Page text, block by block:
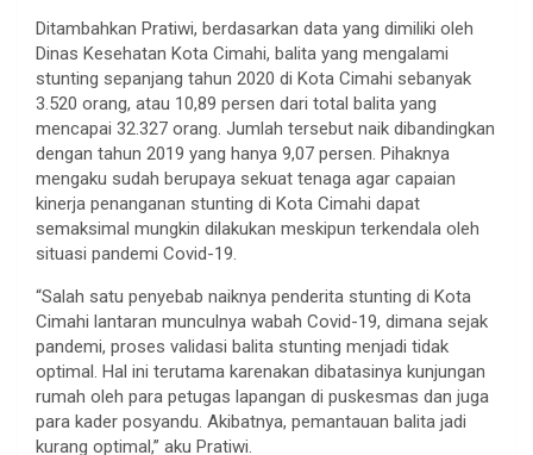
Ditambahkan Pratiwi, berdasarkan data yang dimiliki oleh
Dinas Kesehatan Kota Cimahi, balita yang mengalami
stunting sepanjang tahun 2020 di Kota Cimahi sebanyak
3.520 orang, atau 10,89 persen dari total balita yang
mencapai 32.327 orang. Jumlah tersebut naik dibandingkan
dengan tahun 2019 yang hanya 9,07 persen. Pihaknya
mengaku sudah berupaya sekuat tenaga agar capaian
kinerja penanganan stunting di Kota Cimahi dapat
semaksimal mungkin dilakukan meskipun terkendala oleh
situasi pandemi Covid-19.
“Salah satu penyebab naiknya penderita stunting di Kota
Cimahi lantaran munculnya wabah Covid-19, dimana sejak
pandemi, proses validasi balita stunting menjadi tidak
optimal. Hal ini terutama karenakan dibatasinya kunjungan
rumah oleh para petugas lapangan di puskesmas dan juga
para kader posyandu. Akibatnya, pemantauan balita jadi
kurang optimal,” aku Pratiwi.